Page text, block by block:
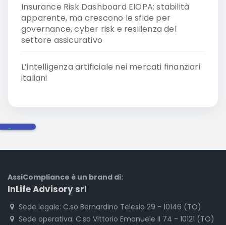
Insurance Risk Dashboard EIOPA: stabilità
apparente, ma crescono le sfide per
governance, cyber risk e resilienza del
settore assicurativo
L’intelligenza artificiale nei mercati finanziari
italiani
AssiCompliance è un brand di:
InLife Advisory srl
Sede legale: C.so Bernardino Telesio 29 - 10146 (TO)
Sede operativa: C.so Vittorio Emanuele II 74 - 10121 (TO)